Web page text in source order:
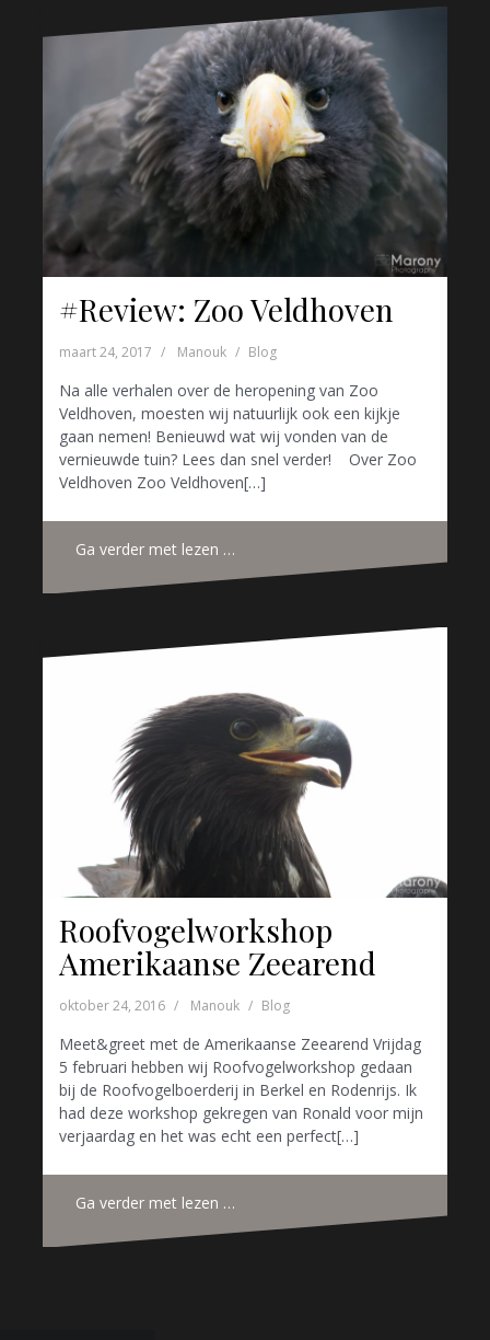
#Review: Zoo Veldhoven
maart 24, 2017 Manouk Blog
Na alle verhalen over de heropening van Zoo
Veldhoven, moesten wij natuurlijk ook een kijkje
gaan nemen! Benieuwd wat wij vonden van de
vernieuwde tuin? Lees dan snel verder! Over Zoo
Veldhoven Zoo Veldhoven[…]
Ga verder met lezen …
Roofvogelworkshop
Amerikaanse Zeearend
oktober 24, 2016 Manouk Blog
Meet&greet met de Amerikaanse Zeearend Vrijdag
5 februari hebben wij Roofvogelworkshop gedaan
bij de Roofvogelboerderij in Berkel en Rodenrijs. Ik
had deze workshop gekregen van Ronald voor mijn
verjaardag en het was echt een perfect[…]
Ga verder met lezen …